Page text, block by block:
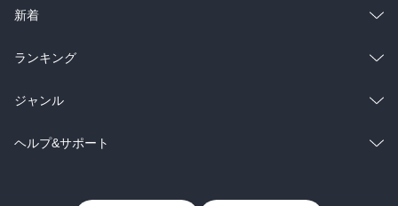
ラノベ
雑誌・グラビア
BL・TL
総合
ラノベ
雑誌・グラビア
BL・TL
新着
総合
ラノベ
雑誌・グラビア
ランキング
総合
ラノベ
ジャンル
コミック
ヘルプ&サポート